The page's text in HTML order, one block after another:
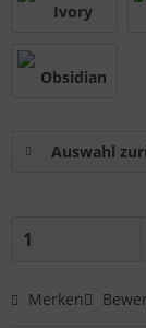
Auswahl
Merken